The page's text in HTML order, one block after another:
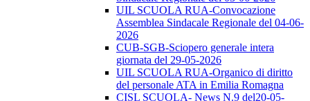
UIL SCUOLA RUA-Convocazione
Assemblea Sindacale Regionale del 04-06-
2026
CUB-SGB-Sciopero generale intera
giornata del 29-05-2026
UIL SCUOLA RUA-Organico di diritto
del personale ATA in Emilia Romagna
CISL SCUOLA- News N.9 del20-05-